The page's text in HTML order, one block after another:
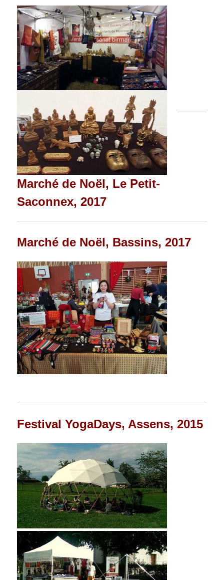
Marché de Noël, Le Petit-
Saconnex, 2017
Marché de Noël, Bassins, 2017
Festival YogaDays, Assens, 2015